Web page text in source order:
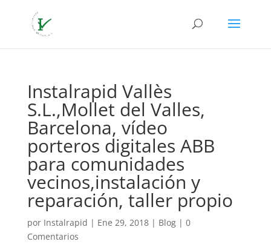
Instalrapid Vallès
S.L.,Mollet del Valles,
Barcelona, vídeo
porteros digitales ABB
para comunidades
vecinos,instalación y
reparación, taller propio
por Instalrapid | Ene 29, 2018| Blog| 0
Comentarios